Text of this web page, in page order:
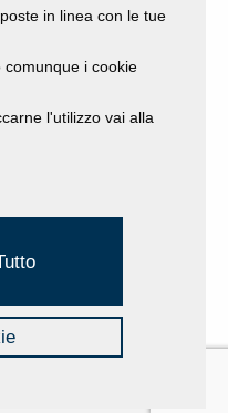
in linea con le tue
comunque i cookie
l'utilizzo vai alla